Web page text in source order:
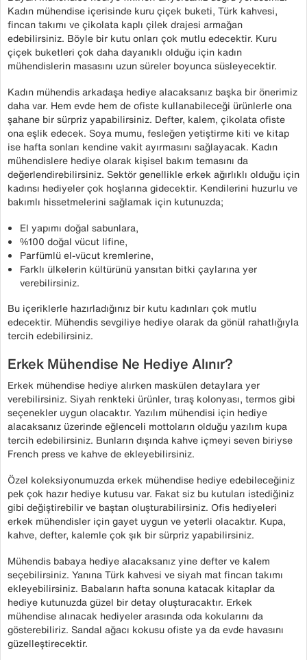
Kadın mühendise içerisinde kuru çiçek buketi, Türk kahvesi,
fincan takımı ve çikolata kaplı çilek drajesi armağan
edebilirsiniz. Böyle bir kutu onları çok mutlu edecektir. Kuru
çiçek buketleri çok daha dayanıklı olduğu için kadın
mühendislerin masasını uzun süreler boyunca süsleyecektir.
Kadın mühendis arkadaşa hediye alacaksanız başka bir önerimiz
daha var. Hem evde hem de ofiste kullanabileceği ürünlerle ona
şahane bir sürpriz yapabilirsiniz. Defter, kalem, çikolata ofiste
ona eşlik edecek. Soya mumu, fesleğen yetiştirme kiti ve kitap
ise hafta sonları kendine vakit ayırmasını sağlayacak. Kadın
mühendislere hediye olarak kişisel bakım temasını da
değerlendirebilirsiniz. Sektör genellikle erkek ağırlıklı olduğu için
kadınsı hediyeler çok hoşlarına gidecektir. Kendilerini huzurlu ve
bakımlı hissetmelerini sağlamak için kutunuzda;
El yapımı doğal sabunlara,
%100 doğal vücut lifine,
Parfümlü el-vücut kremlerine,
Farklı ülkelerin kültürünü yansıtan bitki çaylarına yer
verebilirsiniz.
Bu içeriklerle hazırladığınız bir kutu kadınları çok mutlu
edecektir. Mühendis sevgiliye hediye olarak da gönül rahatlığıyla
tercih edebilirsiniz.
Erkek Mühendise Ne Hediye Alınır?
Erkek mühendise hediye alırken maskülen detaylara yer
verebilirsiniz. Siyah renkteki ürünler, tıraş kolonyası, termos gibi
seçenekler uygun olacaktır. Yazılım mühendisi için hediye
alacaksanız üzerinde eğlenceli mottoların olduğu yazılım kupa
tercih edebilirsiniz. Bunların dışında kahve içmeyi seven biriyse
French press ve kahve de ekleyebilirsiniz.
Özel koleksiyonumuzda erkek mühendise hediye edebileceğiniz
pek çok hazır hediye kutusu var. Fakat siz bu kutuları istediğiniz
gibi değiştirebilir ve baştan oluşturabilirsiniz. Ofis hediyeleri
erkek mühendisler için gayet uygun ve yeterli olacaktır. Kupa,
kahve, defter, kalemle çok şık bir sürpriz yapabilirsiniz.
Mühendis babaya hediye alacaksanız yine defter ve kalem
seçebilirsiniz. Yanına Türk kahvesi ve siyah mat fincan takımı
ekleyebilirsiniz. Babaların hafta sonuna katacak kitaplar da
hediye kutunuzda güzel bir detay oluşturacaktır. Erkek
mühendise alınacak hediyeler arasında oda kokularını da
gösterebiliriz. Sandal ağacı kokusu ofiste ya da evde havasını
güzelleştirecektir.